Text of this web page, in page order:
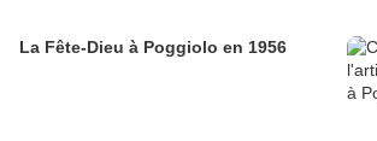
La Fête-Dieu à Poggiolo en 1956